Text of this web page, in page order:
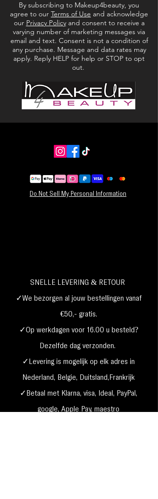
By subscribing to Makeup4beauty, you
agree to our Terms of Use and acknowledge
our Privacy Policyand consent to receive a
varying number of marketing messages via
email and text. Consent is not a condition of
any purchase. Message and data rates may
apply. Reply HELP for help or STOP to opt
out.
Do Not Sell My Personal Information
SNELLE LEVERING & RETOUR
✓We bezorgen al jouw bestellingen vanaf
€50,- gratis.
✓Op werkdagen voor 16.00 u besteld?
Dezelfde dag verzonden.
✓Levering is mogelijk op elk adres in
Nederland, België, Duitsland,Frankrijk
✓Betaal met Klarna, visa, Ideal, PayPal,
google, Apple Pay, maestro